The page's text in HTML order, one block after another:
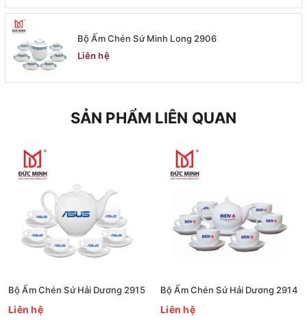
Bộ Ấm Chén Sứ Minh Long 2906
Liên hệ
SẢN PHẨM LIÊN QUAN
Bộ Ấm Chén Sứ Hải Dương 2915
Liên hệ
Bộ Ấm Chén Sứ Hải Dương 2914
Liên hệ